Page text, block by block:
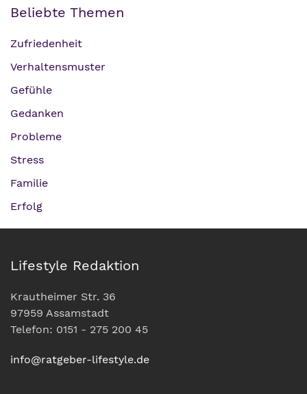
Beliebte Themen
Zufriedenheit
Verhaltensmuster
Gefühle
Gedanken
Probleme
Stress
Familie
Erfolg
Lifestyle Redaktion
Krautheimer Str. 36
97959 Assamstadt
Telefon: 0151 - 275 200 45
info@ratgeber-lifestyle.de